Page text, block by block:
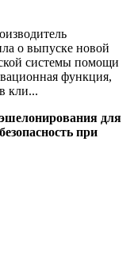
о выпуске новой
системы помощи
функция,
кли...
для
при